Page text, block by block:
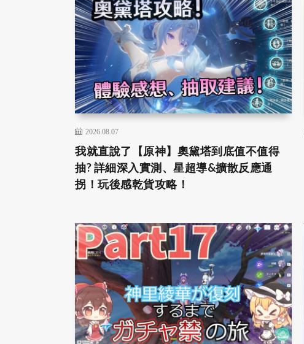
2026.08.07
我就直說了【原神】奧黛塔到底值不值得
抽? 詳細深入實測、星超導&擴散反應通
拐！玩後感乾貨攻略！